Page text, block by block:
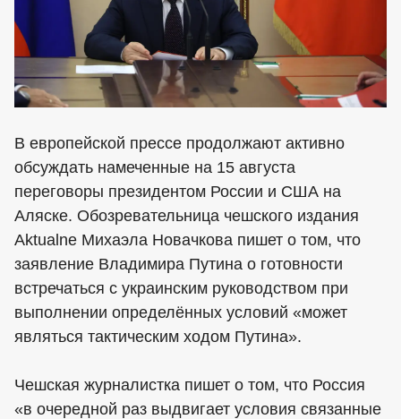
В европейской прессе продолжают активно
обсуждать намеченные на 15 августа
переговоры президентом России и США на
Аляске. Обозревательница чешского издания
Aktualne Михаэла Новачкова пишет о том, что
заявление Владимира Путина о готовности
встречаться с украинским руководством при
выполнении определённых условий «может
являться тактическим ходом Путина».
Чешская журналистка пишет о том, что Россия
«в очередной раз выдвигает условия связанные